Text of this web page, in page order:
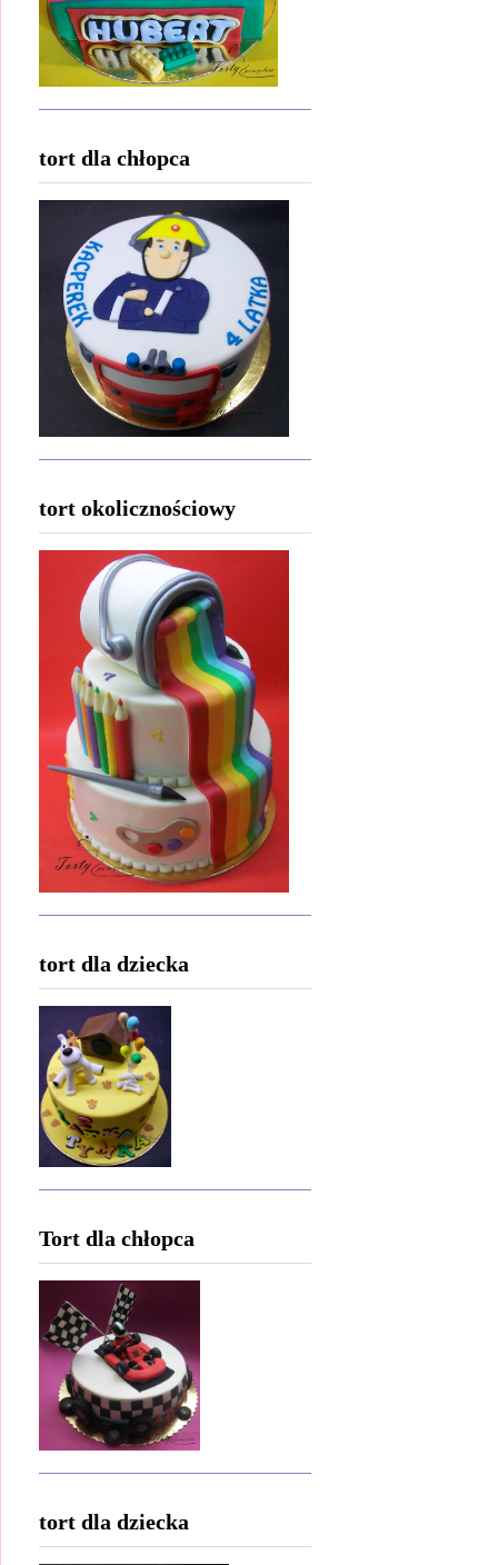
tort dla chłopca
tort okolicznościowy
tort dla dziecka
Tort dla chłopca
tort dla dziecka